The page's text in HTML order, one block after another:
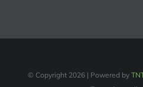
© Copyright 2026 | Powered by